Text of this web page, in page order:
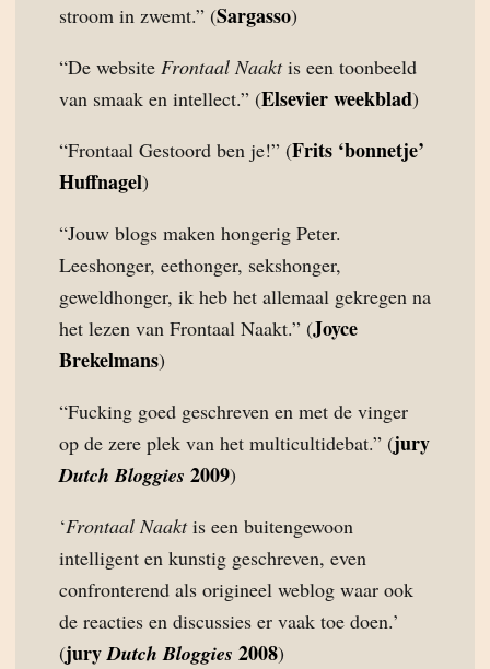
stroom in zwemt.” (Sargasso)
“De website Frontaal Naaktis een toonbeeld
van smaak en intellect.” (Elsevier weekblad)
“Frontaal Gestoord ben je!” (Frits ‘bonnetje’
Huffnagel)
“Jouw blogs maken hongerig Peter.
Leeshonger, eethonger, sekshonger,
geweldhonger, ik heb het allemaal gekregen na
het lezen van Frontaal Naakt.” (Joyce
Brekelmans)
“Fucking goed geschreven en met de vinger
op de zere plek van het multicultidebat.” (jury
Dutch Bloggies 2009)
‘Frontaal Naaktis een buitengewoon
intelligent en kunstig geschreven, even
confronterend als origineel weblog waar ook
de reacties en discussies er vaak toe doen.’
(juryDutch Bloggies 2008)